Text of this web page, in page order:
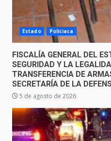
Estado Policiaca
FISCALÍA GENERAL DEL
SEGURIDAD Y LA
TRANSFERENCIA DE
SECRETARÍA DE LA
5 de agosto de 2026